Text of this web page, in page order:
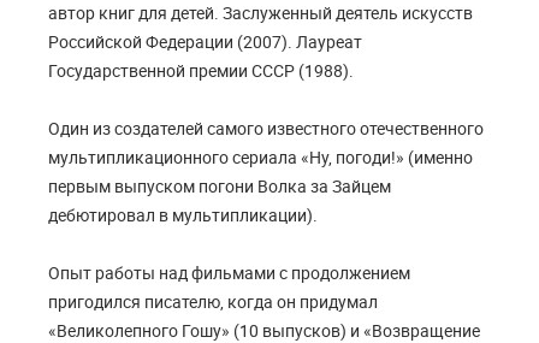
автор книг для детей. Заслуженный деятель искусств
Российской Федерации (2007). Лауреат
Государственной премии СССР (1988).
Один из создателей самого известного отечественного
мультипликационного сериала «Ну, погоди!» (именно
первым выпуском погони Волка за Зайцем
дебютировал в мультипликации).
Опыт работы над фильмами с продолжением
пригодился писателю, когда он придумал
«Великолепного Гошу» (10 выпусков) и «Возвращение